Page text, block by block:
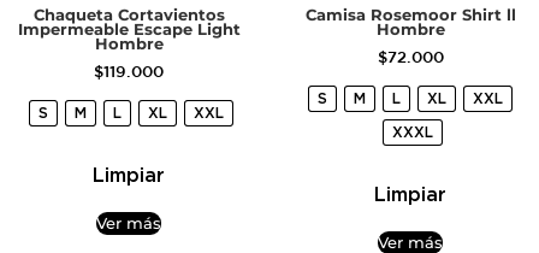
Chaqueta Cortavientos
Impermeable Escape Light
Hombre
$119.000
S M L XL XXL
Limpiar
Ver más
Camisa Rosemoor Shirt ll
Hombre
$72.000
S M L XL
XXL
XXXL
Limpiar
Ver más